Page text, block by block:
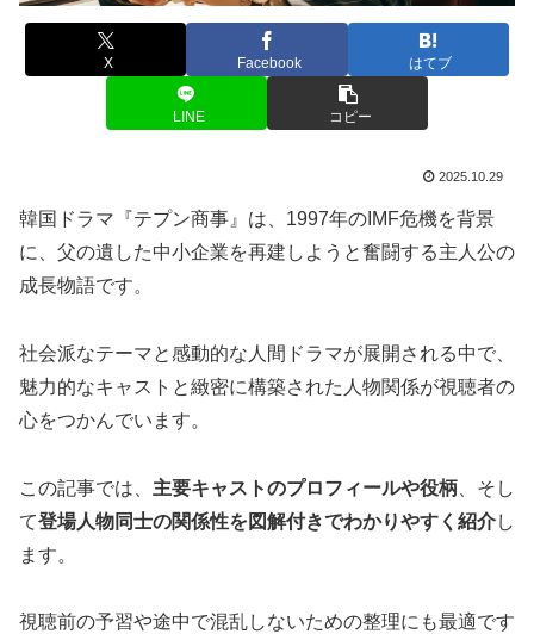
X Facebook はてブ
LINE コピー
2025.10.29
韓国ドラマ『テプン商事』は、1997年のIMF危機を背景
に、父の遺した中小企業を再建しようと奮闘する主人公の
成長物語です。
社会派なテーマと感動的な人間ドラマが展開される中で、
魅力的なキャストと緻密に構築された人物関係が視聴者の
心をつかんでいます。
この記事では、 主要キャストのプロフィールや役柄 、そし
て登場人物同士の関係性を図解付きでわかりやすく紹介し
ます。
視聴前の予習や途中で混乱しないための整理にも最適です